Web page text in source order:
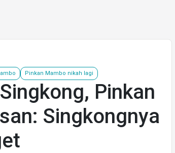
Pinkan Mambo nikah lagi
Pinkan
Singkongnya